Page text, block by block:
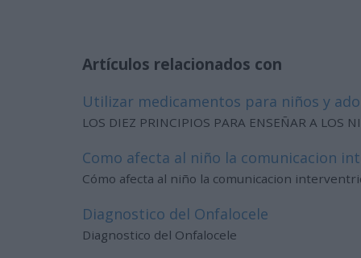
Artículos relacionados con
Utilizar medicamentos para niños y
LOS DIEZ PRINCIPIOS PARA ENSEÑAR A LOS
Como afecta al niño la comunicacion
Cómo afecta al niño la comunicacion
Diagnostico del Onfalocele
Diagnostico del Onfalocele